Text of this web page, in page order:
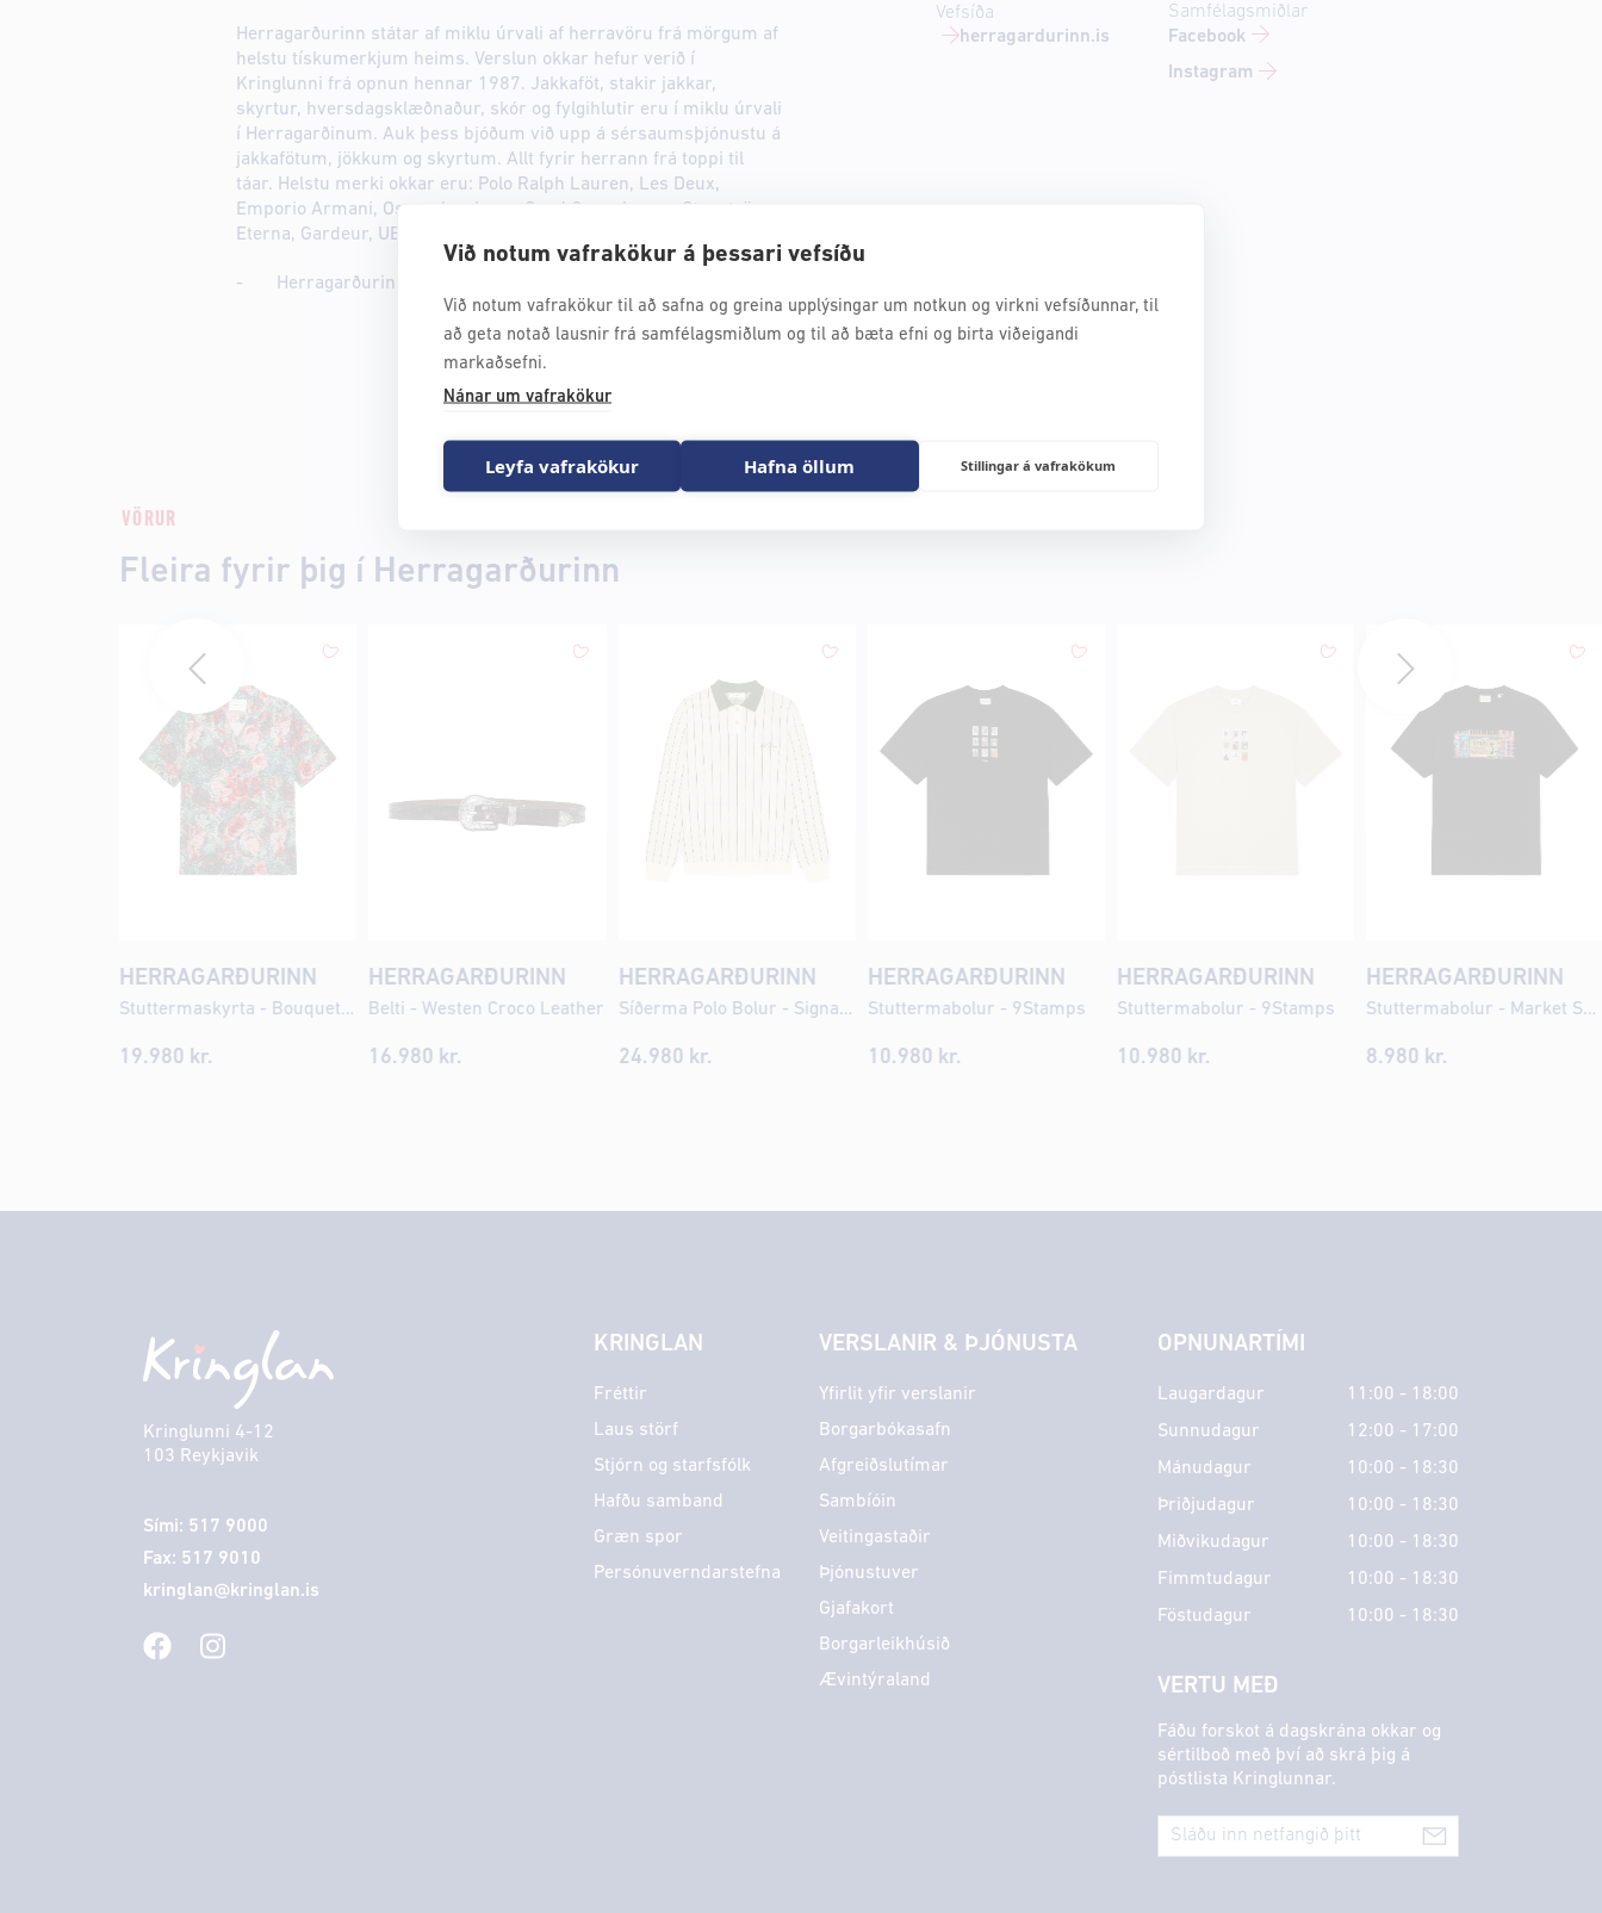
Við notum vafrakökur á þessari vefsíðu
Við notum vafrakökur til að safna og greina upplýsingar um notkun og virkni vefsíðunnar, til
að geta notað lausnir frá samfélagsmiðlum og til að bæta efni og birta viðeigandi
markaðsefni.
Nánar um vafrakökur
Leyfa vafrakökur Hafna öllum Stillingar á vafrakökum
Herragarðurinn státar af miklu úrvali af herravöru frá mörgum af
helstu tískumerkjum heims. Verslun okkar hefur verið í
Kringlunni frá opnun hennar 1987. Jakkaföt, stakir jakkar,
skyrtur, hversdagsklæðnaður, skór og fylgihlutir eru í miklu úrvali
í Herragarðinum. Auk þess bjóðum við upp á sérsaumsþjónustu á
jakkafötum, jökkum og skyrtum. Allt fyrir herrann frá toppi til
táar. Helstu merki okkar eru: Polo Ralph Lauren, Les Deux,
Emporio Armani, Oscar Jacobson, Sand Copenhagen, Stenströms,
Eterna, Gardeur, UBR, Tramarossa, Golden Goose, Lloyd.
- Herragarðurinn klæðir þig vel !
Vefsíða
herragardurinn.is
Samfélagsmiðlar
Facebook
Instagram
VÖRUR
Fleira fyrir þig í Herragarðurinn
HERRAGARÐURINN
Stuttermaskyrta - Bouquet AOP
19.980 kr.
HERRAGARÐURINN
Belti - Westen Croco Leather
16.980 kr.
HERRAGARÐURINN
Síðerma Polo Bolur - Signature Knit Pinstriped
24.980 kr.
HERRAGARÐURINN
Stuttermabolur - 9Stamps
10.980 kr.
HERRAGARÐURINN
Stuttermabolur - 9Stamps
10.980 kr.
HERRAGARÐURINN
Stuttermabolur - Market Shops
8.980 kr.
Kringlunni 4-12
103 Reykjavik
Sími: 517 9000
Fax: 517 9010
kringlan@kringlan.is
KRINGLAN
Fréttir
Laus störf
Stjórn og starfsfólk
Hafðu samband
Græn spor
Persónuverndarstefna
VERSLANIR & ÞJÓNUSTA
Yfirlit yfir verslanir
Borgarbókasafn
Afgreiðslutímar
Sambíóin
Veitingastaðir
Þjónustuver
Gjafakort
Borgarleikhúsið
Ævintýraland
OPNUNARTÍMI
Laugardagur
11:00 - 18:00
Sunnudagur
12:00 - 17:00
Mánudagur
10:00 - 18:30
Þriðjudagur
10:00 - 18:30
Miðvikudagur
10:00 - 18:30
Fimmtudagur
10:00 - 18:30
Föstudagur
10:00 - 18:30
VERTU MEÐ
Fáðu forskot á dagskrána okkar og
sértilboð með því að skrá þig á
póstlista Kringlunnar.